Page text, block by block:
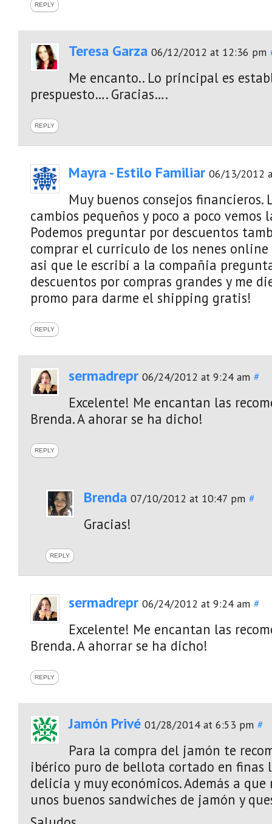
REPLY
Teresa Garza 06/12/2012 at 12:36 pm
Me encanto.. Lo principal es
prespuesto…. Gracias….
REPLY
Mayra - Estilo Familiar 06/13/2012
Muy buenos consejos financieros.
cambios pequeños y poco a poco vemos
Podemos preguntar por descuentos
comprar el curriculo de los nenes online
asi que le escribí a la compañia
descuentos por compras grandes y me
promo para darme el shipping gratis!
REPLY
sermadrepr 06/24/2012 at 9:24 am #
Excelente! Me encantan las
Brenda. A ahorar se ha dicho!
REPLY
Brenda 07/10/2012 at 10:47 pm #
Gracias!
REPLY
sermadrepr 06/24/2012 at 9:24 am #
Excelente! Me encantan las
Brenda. A ahorrar se ha dicho!
REPLY
Jamón Privé 01/28/2014 at 6:53 pm #
Para la compra del jamón te
ibérico puro de bellota cortado en finas
delicia y muy económicos. Además a
unos buenos sandwiches de jamón y